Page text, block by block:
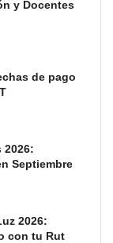
y Docentes
de pago
2026:
Septiembre
2026:
con tu Rut